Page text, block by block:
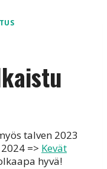
talven 2023
=> Kevät
hyvä!